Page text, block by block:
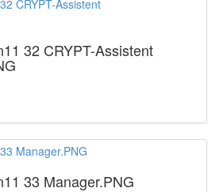
32 CRYPT-Assistent
33 Manager.PNG